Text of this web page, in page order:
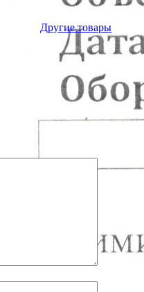
Другие товары